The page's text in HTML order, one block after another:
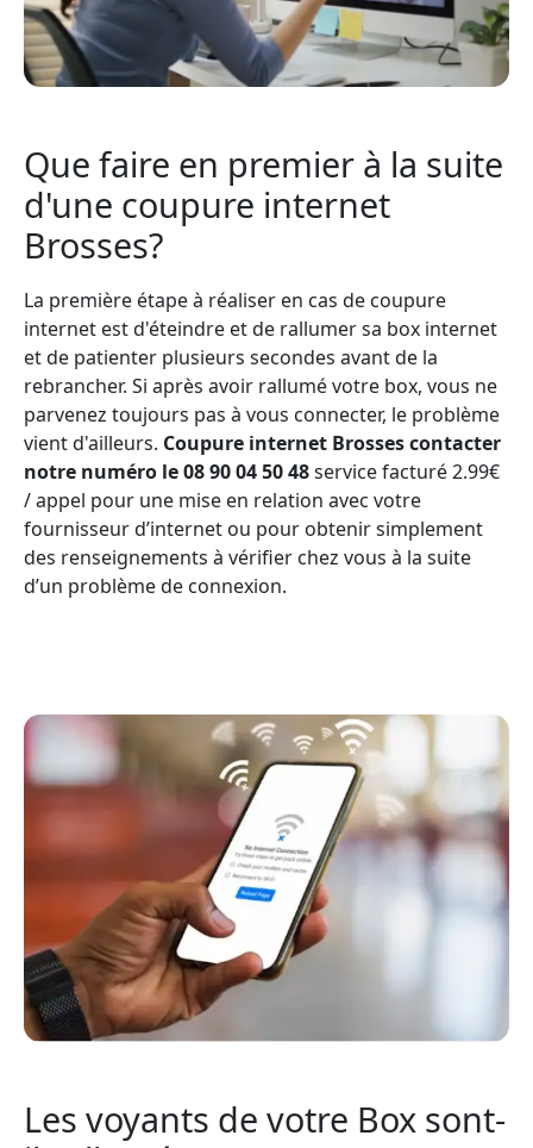
Que faire en premier à la suite
d'une coupure internet
Brosses?
La première étape à réaliser en cas de coupure
internet est d'éteindre et de rallumer sa box internet
et de patienter plusieurs secondes avant de la
rebrancher. Si après avoir rallumé votre box, vous ne
parvenez toujours pas à vous connecter, le problème
vient d'ailleurs. Coupure internet Brosses contacter
notre numéro le 08 90 04 50 48service facturé 2.99€
/ appel pour une mise en relation avec votre
fournisseur d’internet ou pour obtenir simplement
des renseignements à vérifier chez vous à la suite
d’un problème de connexion.
Les voyants de votre Box sont-